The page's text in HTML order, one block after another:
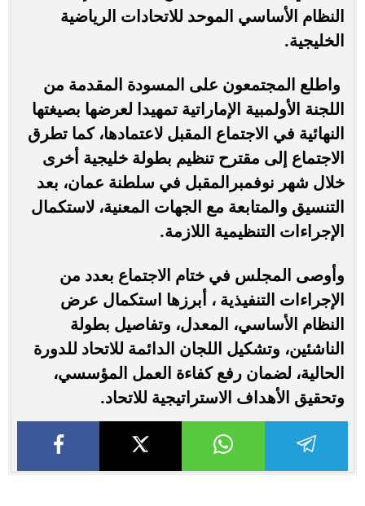
النظام الأساسي الموحد للاتحادات الرياضية
الخليجية.
واطلع المجتمعون على المسودة المقدمة من
اللجنة الأولمبية الإماراتية تمهيدا لعرضها بصيغتها
النهائية في الاجتماع المقبل لاعتمادها، كما تطرق
الاجتماع إلى مقترح تنظيم بطولة خليجية أخرى
خلال شهر نوفمبرالمقبل في سلطنة عمان، بعد
التنسيق والمتابعة مع الجهات المعنية، لاستكمال
الإجراءات التنظيمية اللازمة.
وأوصى المجلس في ختام الاجتماع بعدد من
الإجراءات التنفيذية ، أبرزها استكمال عرض
النظام الأساسي، المعدل، وتفاصيل بطولة
الناشئين، وتشكيل اللجان الدائمة للاتحاد للدورة
الحالية، لضمان رفع كفاءة العمل المؤسسي،
وتحقيق الأهداف الاستراتيجية للاتحاد.